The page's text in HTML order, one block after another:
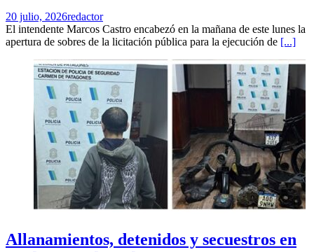
20 julio, 2026redactor
El intendente Marcos Castro encabezó en la mañana de este lunes la
apertura de sobres de la licitación pública para la ejecución de [...]
Allanamientos, detenidos y secuestros en